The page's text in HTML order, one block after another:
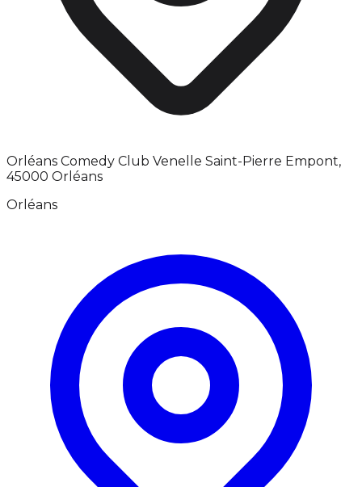
Orléans Comedy Club Venelle Saint-Pierre Empont,
45000 Orléans
Orléans